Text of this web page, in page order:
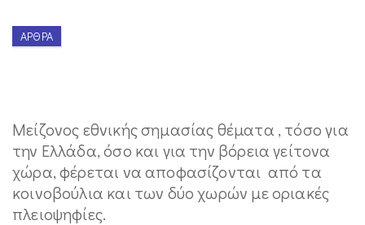
ΆΡΘΡΑ
Μείζονος εθνικής σημασίας θέματα , τόσο για
την Ελλάδα, όσο και για την βόρεια γείτονα
χώρα, φέρεται να αποφασίζονται από τα
κοινοβούλια και των δύο χωρών με οριακές
πλειοψηφίες.